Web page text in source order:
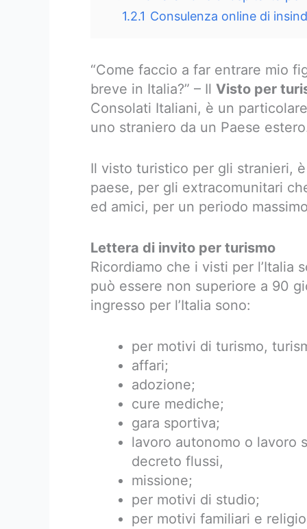
1.2.1 Consulenza online di
“Come faccio a far entrare mio
breve in Italia?” – Il Visto per
Consolati Italiani, è un
uno straniero da un Paese
Il visto turistico per gli stranieri,
paese, per gli extracomunitari
ed amici, per un periodo
Lettera di invito per turismo
Ricordiamo che i visti per l’Italia
può essere non superiore a 90
ingresso per l’Italia sono:
per motivi di turismo,
affari;
adozione;
cure mediche;
gara sportiva;
lavoro autonomo o lavoro
decreto flussi,
missione;
per motivi di studio;
per motivi familiari e